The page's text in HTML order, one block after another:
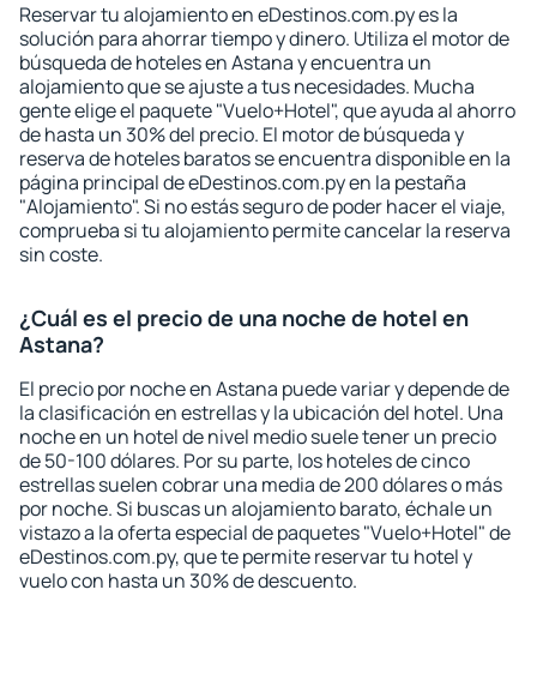
Reservar tu alojamiento en eDestinos.com.py es la
solución para ahorrar tiempo y dinero. Utiliza el motor de
búsqueda de hoteles en Astana y encuentra un
alojamiento que se ajuste a tus necesidades. Mucha
gente elige el paquete "Vuelo+Hotel", que ayuda al ahorro
de hasta un 30% del precio. El motor de búsqueda y
reserva de hoteles baratos se encuentra disponible en la
página principal de eDestinos.com.py en la pestaña
"Alojamiento". Si no estás seguro de poder hacer el viaje,
comprueba si tu alojamiento permite cancelar la reserva
sin coste.
¿Cuál es el precio de una noche de hotel en
Astana?
El precio por noche en Astana puede variar y depende de
la clasificación en estrellas y la ubicación del hotel. Una
noche en un hotel de nivel medio suele tener un precio
de 50-100 dólares. Por su parte, los hoteles de cinco
estrellas suelen cobrar una media de 200 dólares o más
por noche. Si buscas un alojamiento barato, échale un
vistazo a la oferta especial de paquetes "Vuelo+Hotel" de
eDestinos.com.py, que te permite reservar tu hotel y
vuelo con hasta un 30% de descuento.